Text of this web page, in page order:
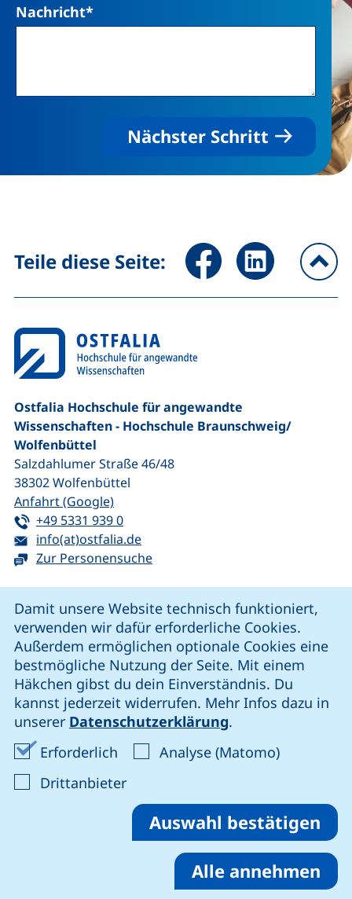
Damit unsere Website technisch funktioniert,
verwenden wir dafür erforderliche Cookies.
Außerdem ermöglichen optionale Cookies eine
bestmögliche Nutzung der Seite. Mit einem
Häkchen gibst du dein Einverständnis. Du
kannst jederzeit widerrufen. Mehr Infos dazu in
unserer Datenschutzerklärung.
Erforderlich Erforderliche Cookies akzeptieren
Analyse (Matomo)Analyse-
Drittanbieter: Cookies von Drittanbieter
Auswahl bestätigen
Alle annehmen
Nachricht*
Nächster Schritt
Teile diese Seite: Seite über Facebook teilen
Seite über
Ostfalia Hochschule für angewandte
Wissenschaften - Hochschule Braunschweig/​
Wolfenbüttel
Salzdahlumer Straße 46/48
38302Wolfenbüttel
Anfahrt (Google)(externer Link, öffnet neues Fenster)
Tel:
+49 5331 939 0(startet einen Telefonanruf, wenn Ihr
E-Mail:
info(at)ostfalia.de(öffnet Ihr E-Mail-Programm)
Zur Personensuche
unsere Facebook-Seite (externer Link, öffnet neues
unsere LinkedIn-Seite (externer Link, öffnet
unsere Instagram-Seite (externer Link,
unsere YouTube-Seite (externer
Cookie-Einstellungen
Impressum
Datenschutz
Erklärung zur Barrierefreiheit